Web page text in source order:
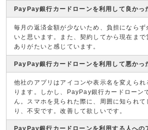
PayPay銀行カードローンを利用して良かっ
毎月の返済金額が少ないため、負担にならず
いと思います。また、契約してから現在まで
ありがたいと感じています。
PayPay銀行カードローンを利用して悪かっ
他社のアプリはアイコンや表示名を変えられ
ります。しかし、PayPay銀行カードローン
ん。スマホを見られた際に、周囲に知られて
り、不安です。改善して欲しいです。
PayPay銀行カードローンを利用する人への